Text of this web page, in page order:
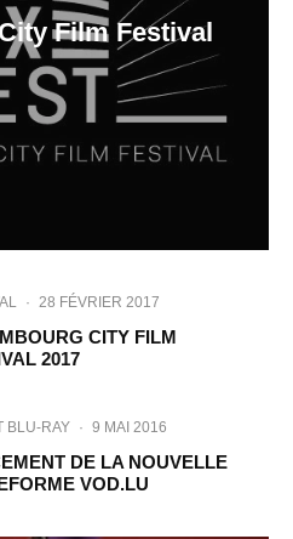
Film Festival
· 28 FÉVRIER 2017
CITY FILM
2017
BLU-RAY · 9 MAI 2016
DE LA NOUVELLE
VOD.LU